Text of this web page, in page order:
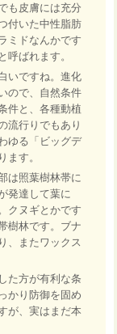
も皮膚には充分
付いた中性脂肪
ミドなんかです
呼ばれます。
いですね。進化
ので、自然条件
件と、各種動植
流行りでもあり
ゆる「ビッグデ
ます。
は照葉樹林帯に
発達して葉に
クヌギとかです
樹林です。ブナ
、またワックス
た方が有利な条
かり防御を固め
が、実はまだ本